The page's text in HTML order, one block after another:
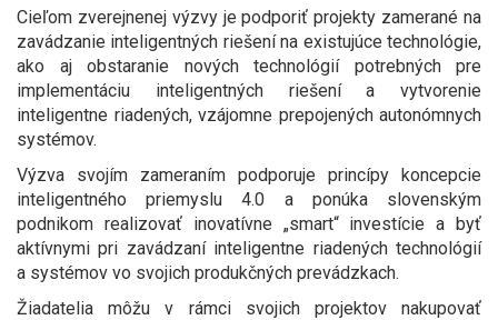
Cieľom zverejnenej výzvy je podporiť projekty zamerané na
zavádzanie inteligentných riešení na existujúce technológie,
ako aj obstaranie nových technológií potrebných pre
implementáciu inteligentných riešení a vytvorenie
inteligentne riadených, vzájomne prepojených autonómnych
systémov.
Výzva svojím zameraním podporuje princípy koncepcie
inteligentného priemyslu 4.0 a ponúka slovenským
podnikom realizovať inovatívne „smart“ investície a byť
aktívnymi pri zavádzaní inteligentne riadených technológií
a systémov vo svojich produkčných prevádzkach.
Žiadatelia môžu v rámci svojich projektov nakupovať